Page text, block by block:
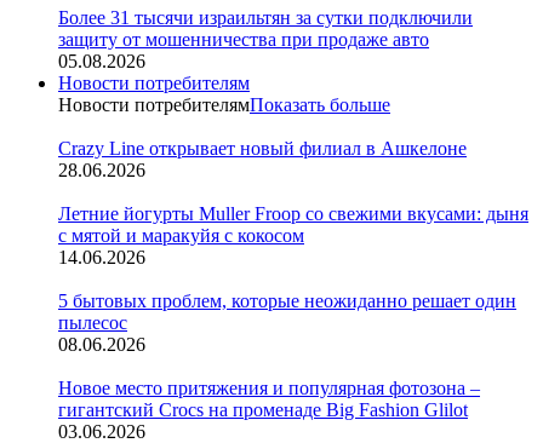
Более 31 тысячи израильтян за сутки подключили
защиту от мошенничества при продаже авто
05.08.2026
Новости потребителям
Новости потребителямПоказать больше
Crazy Line открывает новый филиал в Ашкелоне
28.06.2026
Летние йогурты Muller Froop со свежими вкусами: дыня
с мятой и маракуйя с кокосом
14.06.2026
5 бытовых проблем, которые неожиданно решает один
пылесос
08.06.2026
Новое место притяжения и популярная фотозона –
гигантский Crocs на променаде Big Fashion Glilot
03.06.2026